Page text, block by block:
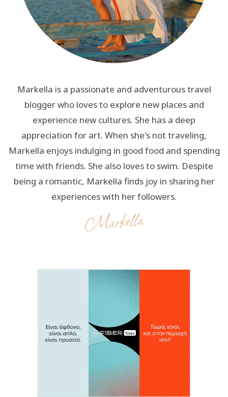
Markella is a passionate and adventurous travel
blogger who loves to explore new places and
experience new cultures. She has a deep
appreciation for art. When she's not traveling,
Markella enjoys indulging in good food and spending
time with friends. She also loves to swim. Despite
being a romantic, Markella finds joy in sharing her
experiences with her followers.